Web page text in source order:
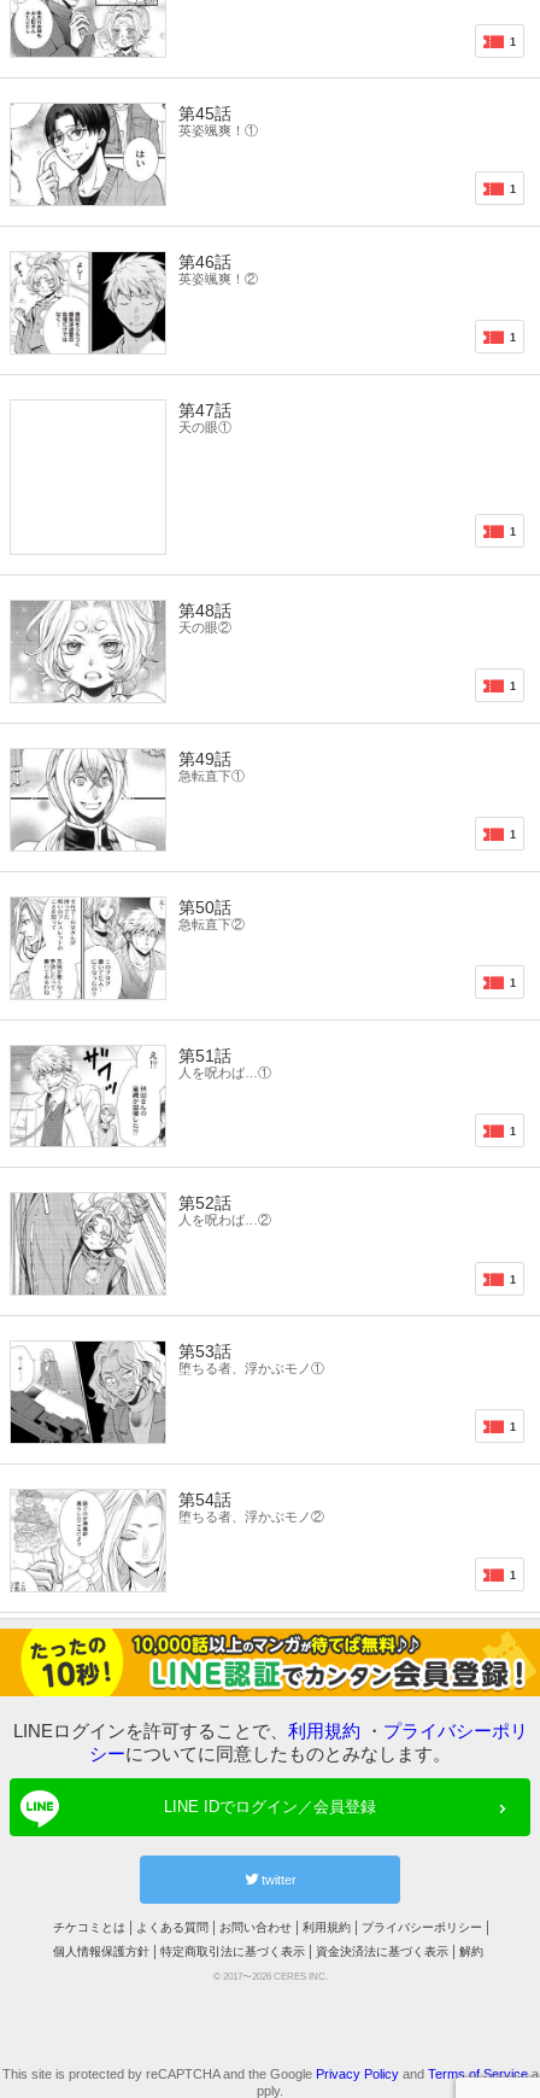
1
第45話
英姿颯爽！①
1
第46話
英姿颯爽！②
1
第47話
天の眼①
1
第48話
天の眼②
1
第49話
急転直下①
1
第50話
急転直下②
1
第51話
人を呪わば…①
1
第52話
人を呪わば…②
1
第53話
堕ちる者、浮かぶモノ①
1
第54話
堕ちる者、浮かぶモノ②
1
LINEログインを許可することで、 利用規約 ・ プライバシーポリ
シーについてに同意したものとみなします。
LINE IDでログイン／会員登録
twitter
チケコミとは よくある質問 お問い合わせ 利用規約
プライバシーポリシー
個人情報保護方針
特定商取引法に基づく表示 資金決済法に基づく表示 解約
© 2017〜2026 CERES INC.
This site is protected by reCAPTCHA and the Google Privacy Policyand Terms of Servicea
pply.